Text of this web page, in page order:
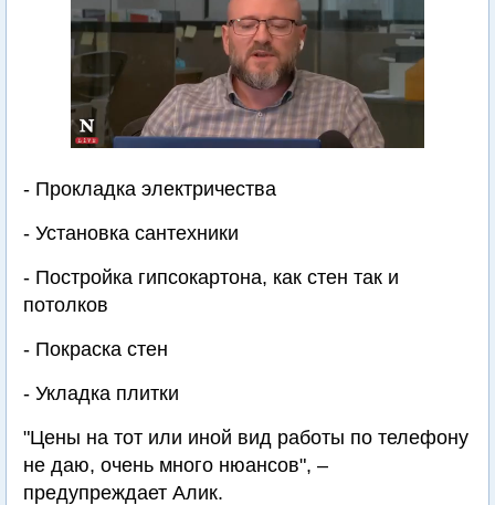
- Прокладка электричества
- Установка сантехники
- Постройка гипсокартона, как стен так и
потолков
- Покраска стен
- Укладка плитки
"Цены на тот или иной вид работы по телефону
не даю, очень много нюансов", –
предупреждает Алик.